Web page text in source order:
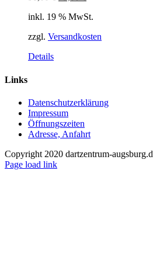
war:
ist:
inkl. 19 % MwSt.
zzgl. Versandkosten
Details
Links
Datenschutzerklärung
Impressum
Öffnungszeiten
Adresse, Anfahrt
Copyright 2020 dartzentrum-
Facebook
Instagram
YouTube
Page load link